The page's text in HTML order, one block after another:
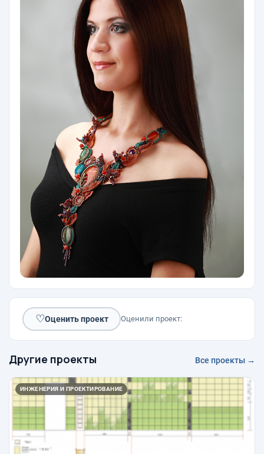
♡Оценить проект Оценили проект:
Другие проекты Все проекты →
ИНЖЕНЕРИЯ И ПРОЕКТИРОВАНИЕ